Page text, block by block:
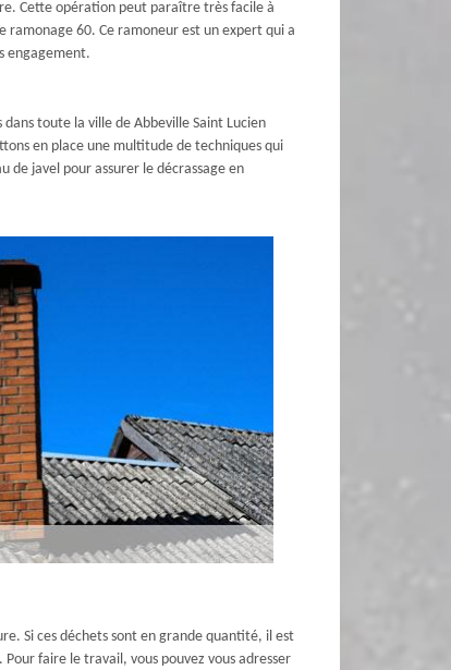
Cette opération peut paraître très facile à
ramonage 60. Ce ramoneur est un expert qui a
engagement.
toute la ville de Abbeville Saint Lucien
en place une multitude de techniques qui
de javel pour assurer le décrassage en
Si ces déchets sont en grande quantité, il est
faire le travail, vous pouvez vous adresser